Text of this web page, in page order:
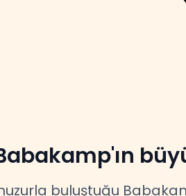
buluştuğu